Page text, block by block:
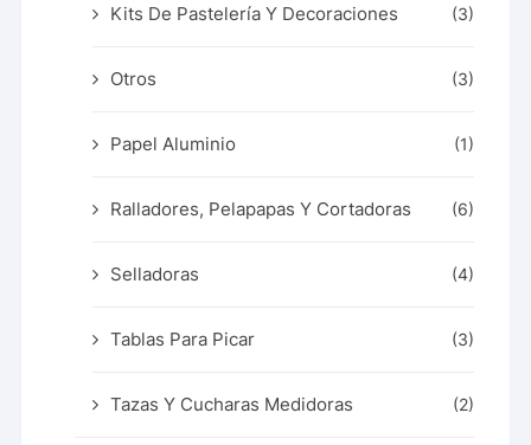
Kits De Pastelería Y Decoraciones (3)
Otros (3)
Papel Aluminio (1)
Ralladores, Pelapapas Y Cortadoras (6)
Selladoras (4)
Tablas Para Picar (3)
Tazas Y Cucharas Medidoras (2)